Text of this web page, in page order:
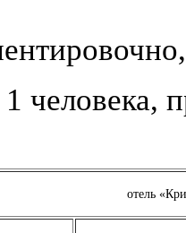
человека,
отель